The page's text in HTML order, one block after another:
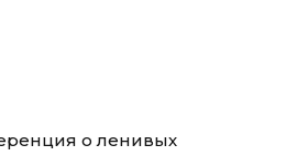
о ленивых